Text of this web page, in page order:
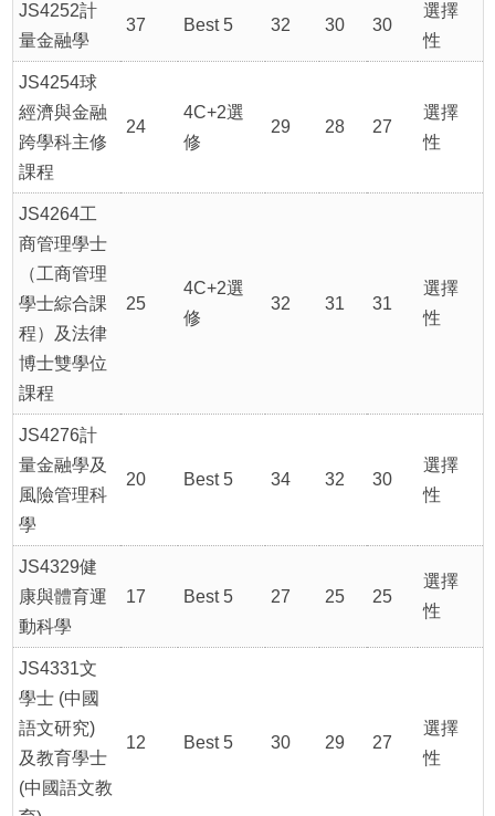
JS4252計
量金融學
37 Best 5 32 30 30
選擇
性
JS4254球
經濟與金融
跨學科主修
課程
24
4C+2選
修
29 28 27
選擇
性
JS4264工
商管理學士
（工商管理
學士綜合課
程）及法律
博士雙學位
課程
25
4C+2選
修
32 31 31
選擇
性
JS4276計
量金融學及
風險管理科
學
20 Best 5 34 32 30
選擇
性
JS4329健
康與體育運
動科學
17 Best 5 27 25 25
選擇
性
JS4331文
學士 (中國
語文研究)
及教育學士
(中國語文教
12 Best 5 30 29 27
選擇
性